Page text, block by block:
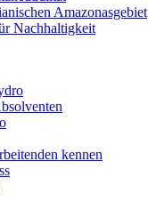
Amazonasgebiet
Nachhaltigkeit
kennen